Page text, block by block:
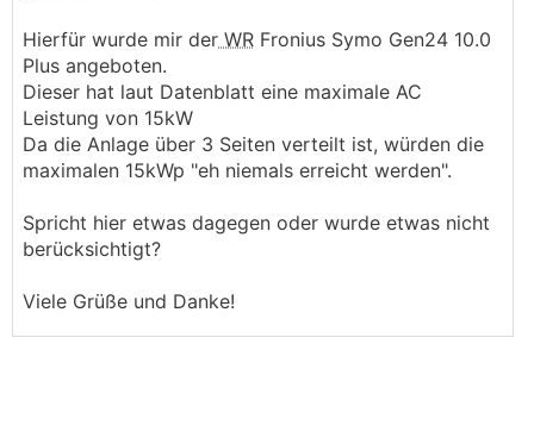
Hierfür wurde mir der WR Fronius Symo Gen24 10.0
Plus angeboten.
Dieser hat laut Datenblatt eine maximale AC
Leistung von 15kW
Da die Anlage über 3 Seiten verteilt ist, würden die
maximalen 15kWp "eh niemals erreicht werden".
Spricht hier etwas dagegen oder wurde etwas nicht
berücksichtigt?
Viele Grüße und Danke!